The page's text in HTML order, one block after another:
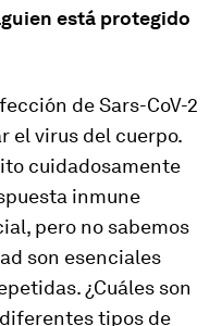
está protegido
de Sars-CoV-2
el virus del cuerpo.
cuidadosamente
inmune
pero no sabemos
son esenciales
¿Cuáles son
tipos de